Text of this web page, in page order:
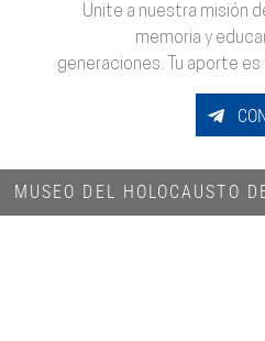
Unite a nuestra misión
memoria y
generaciones. Tu aporte
MUSEO DEL HOLOCAUSTO